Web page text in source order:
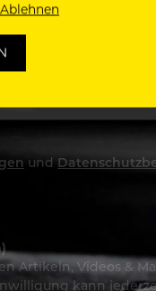
und
Artikeln, Videos &
kann
Ablehnen